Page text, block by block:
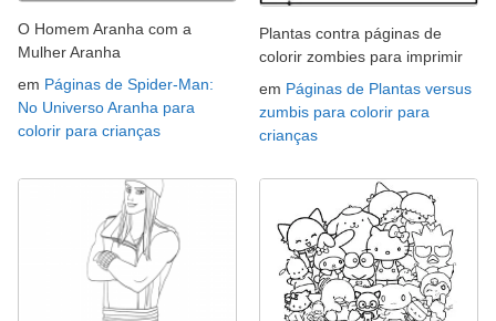
O Homem Aranha com a
Mulher Aranha
em Páginas de Spider-Man:
No Universo Aranha para
colorir para crianças
Plantas contra páginas de
colorir zombies para imprimir
em Páginas de Plantas versus
zumbis para colorir para
crianças